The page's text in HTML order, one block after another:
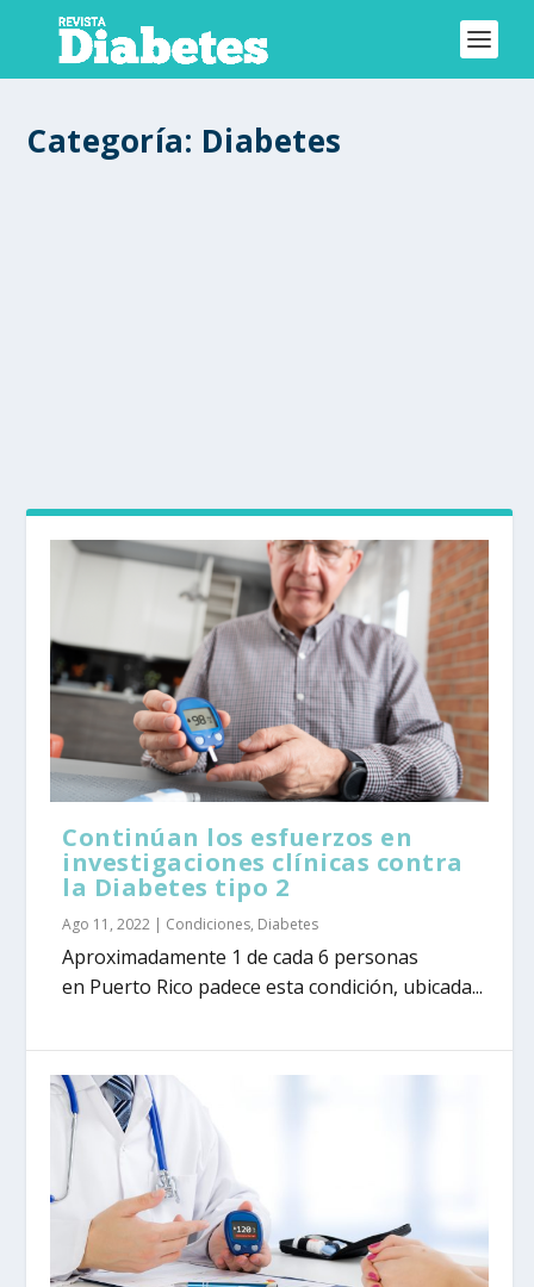
Categoría: Diabetes
Continúan los esfuerzos en
investigaciones clínicas contra
la Diabetes tipo 2
Ago 11, 2022 | Condiciones, Diabetes
Aproximadamente 1 de cada 6 personas
en Puerto Rico padece esta condición, ubicada...